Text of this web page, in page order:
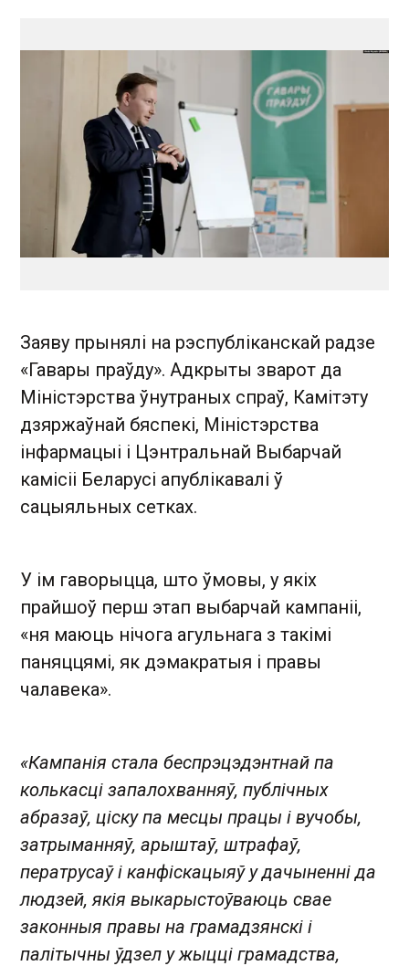
Заяву прынялі на рэспубліканскай радзе
«Гавары праўду». Адкрыты зварот да
Міністэрства ўнутраных спраў, Камітэту
дзяржаўнай бяспекі, Міністэрства
інфармацыі і Цэнтральнай Выбарчай
камісіі Беларусі апублікавалі ў
сацыяльных сетках.
У ім гаворыцца, што ўмовы, у якіх
прайшоў перш этап выбарчай кампаніі,
«ня маюць нічога агульнага з такімі
паняццямі, як дэмакратыя і правы
чалавека».
«Кампанія стала беспрэцэдэнтнай па
колькасці запалохванняў, публічных
абразаў, ціску па месцы працы і вучобы,
затрыманняў, арыштаў, штрафаў,
ператрусаў і канфіскацыяў у дачыненні да
людзей, якія выкарыстоўваюць свае
законныя правы на грамадзянскі і
палітычны ўдзел у жыцці грамадства,